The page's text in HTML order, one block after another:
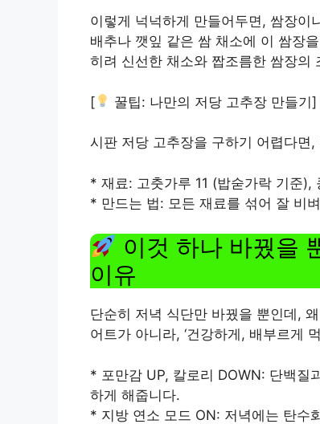
이렇게 넉넉하게 만들어두면, 쌈장이
배추나 깻잎 같은 쌈 채소에 이 쌈장
히려 신선한 채소와 짭조름한 쌈장의
[ 꿀팁: 나만의 저당 고추장 만들기]
시판 저당 고추장을 구하기 어렵다면
* 재료: 고춧가루 11 (밥숟가락 기준
* 만드는 법: 모든 재료를 섞어 잘 비
이것 하나 바꿨을
이유
단순히 저녁 식단만 바꿨을 뿐인데,
어트가 아니라, ‘건강하게, 배부르게
* 포만감 UP, 칼로리 DOWN: 단백질
하게 해줍니다.
* 지방 연소 모드 ON: 저녁에는 탄수